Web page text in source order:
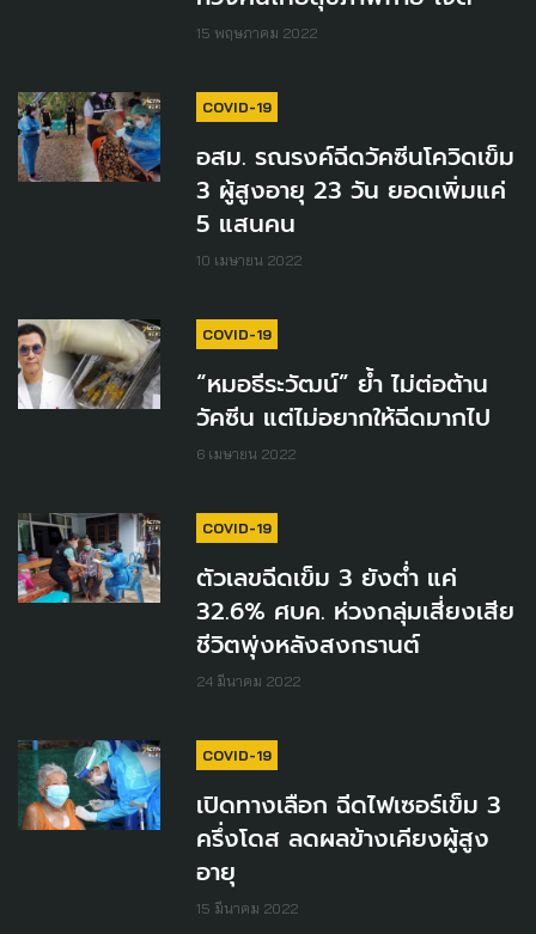
15 พฤษภาคม 2022
COVID-19
อสม. รณรงค์ฉีดวัคซีนโควิดเข็ม
3 ผู้สูงอายุ 23 วัน ยอดเพิ่มแค่
5 แสนคน
10 เมษายน 2022
COVID-19
“หมอธีระวัฒน์” ย้ำ ไม่ต่อต้าน
วัคซีน แต่ไม่อยากให้ฉีดมากไป
6 เมษายน 2022
COVID-19
ตัวเลขฉีดเข็ม 3 ยังต่ำ แค่
32.6% ศบค. ห่วงกลุ่มเสี่ยงเสีย
ชีวิตพุ่งหลังสงกรานต์
24 มีนาคม 2022
COVID-19
เปิดทางเลือก ฉีดไฟเซอร์เข็ม 3
ครึ่งโดส ลดผลข้างเคียงผู้สูง
อายุ
15 มีนาคม 2022